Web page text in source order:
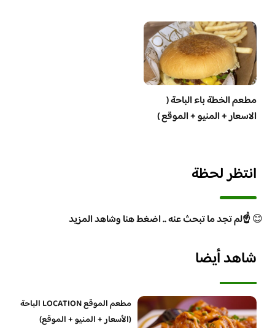
مطعم الخطة باء الباحة (
الاسعار + المنيو + الموقع )
انتظر لحظة
😊☝️لم تجد ما تبحث عنه .. اضغط هنا وشاهد المزيد
شاهد أيضا
مطعم الموقع LOCATION الباحة
(الأسعار + المنيو + الموقع)